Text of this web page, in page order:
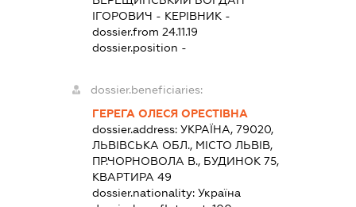
ІГОРОВИЧ - КЕРІВНИК -
dossier.from 24.11.19
dossier.position -
dossier.beneficiaries:
ГЕРЕГА ОЛЕСЯ ОРЕСТІВНА
dossier.address:УКРАЇНА, 79020,
ЛЬВІВСЬКА ОБЛ., МІСТО ЛЬВІВ,
ПР.ЧОРНОВОЛА В., БУДИНОК 75,
КВАРТИРА 49
dossier.nationality:Україна